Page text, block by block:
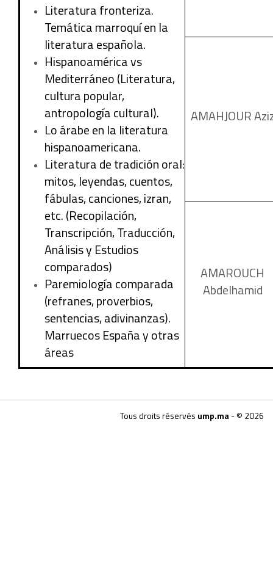
Literatura fronteriza.
Temática marroquí en la
literatura española.
Hispanoamérica vs
Mediterráneo (Literatura,
cultura popular,
antropología cultural).
Lo árabe en la literatura
hispanoamericana.
Literatura de tradición oral:
mitos, leyendas, cuentos,
fábulas, canciones, izran,
etc. (Recopilación,
Transcripción, Traducción,
Análisis y Estudios
comparados)
Paremiología comparada
(refranes, proverbios,
sentencias, adivinanzas).
Marruecos España y otras
áreas
AMAHJOUR
AMAROUCH
Abdelhamid
Tous droits réservés ump.ma- © 2026